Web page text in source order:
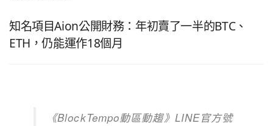
知名項目Aion公開財務：年初賣了一半的BTC、
ETH，仍能運作18個月
《BlockTempo動區動趨》LINE官方號